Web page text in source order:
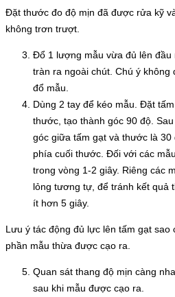
Đặt thước đo độ mịn đã được rửa kỹ
không trơn trượt.
Đổ 1 lượng mẫu vừa đủ lên đầu
tràn ra ngoài chút. Chú ý
đổ mẫu.
Dùng 2 tay để kéo mẫu. Đặt
thước, tạo thành góc 90 độ.
góc giữa tấm gạt và thước là 30
phía cuối thước. Đối với các
trong vòng 1-2 giây. Riêng các
lỏng tương tự, để tránh kết quả
ít hơn 5 giây.
Lưu ý tác động đủ lực lên tấm gạt sao
phần mẫu thừa được cạo ra.
Quan sát thang độ mịn càng
sau khi mẫu được cạo ra.